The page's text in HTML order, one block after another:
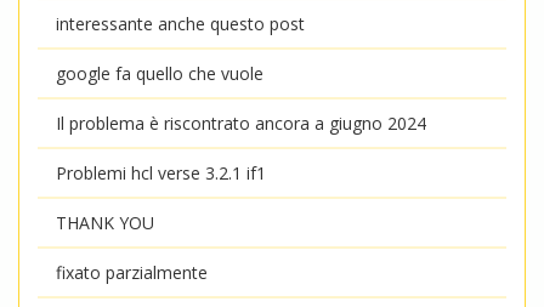
interessante anche questo post
google fa quello che vuole
Il problema è riscontrato ancora a giugno 2024
Problemi hcl verse 3.2.1 if1
THANK YOU
fixato parzialmente